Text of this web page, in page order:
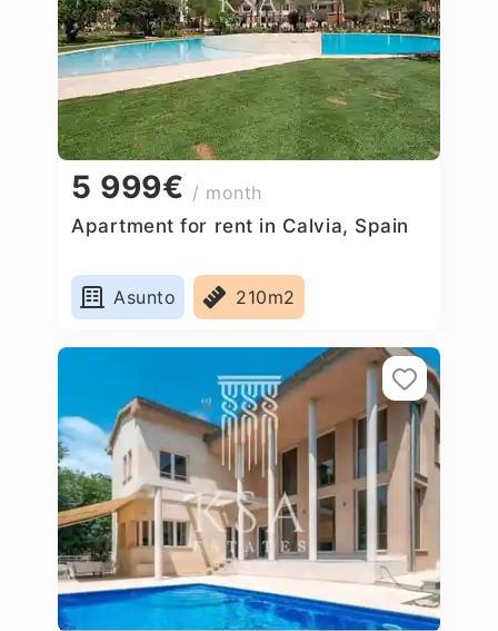
5 999€ / month
Apartment for rent in Calvia, Spain
Asunto 210m2